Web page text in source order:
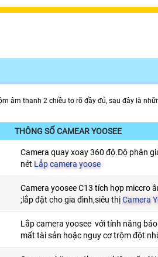
âm thanh 2 chiều to rõ đầy đủ, sau đây là
THÔNG SỐ CAMEAR YOOSEE
Camera quay xoay 360 độ.Độ phân
nét Lắp camera yoose
Camera yoosee C13 tích hợp miccro
;lắp đặt cho gia đình,siêu thịCamera
Lắp camera yoosee với tính năng
mất tài sản hoặc nguy cơ trộm đột